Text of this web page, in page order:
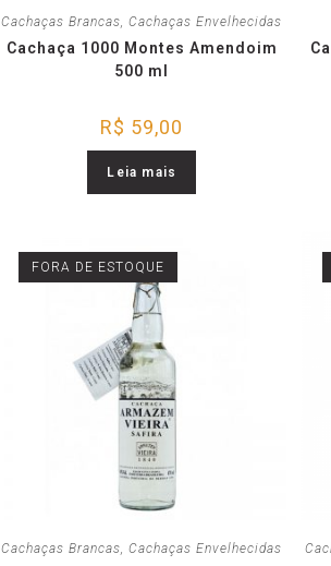
Cachaças Brancas,Cachaças Envelhecidas
Cachaça 1000 Montes Amendoim
500 ml
R$ 59,00
Leia mais
FORA DE ESTOQUE
Cachaças Brancas ,Cachaças Envelhecidas